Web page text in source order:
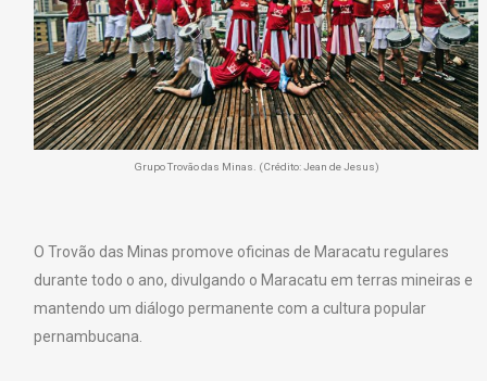
Grupo Trovão das Minas. (Crédito: Jean de Jesus)
O Trovão das Minas promove oficinas de Maracatu regulares
durante todo o ano, divulgando o Maracatu em terras mineiras e
mantendo um diálogo permanente com a cultura popular
pernambucana.